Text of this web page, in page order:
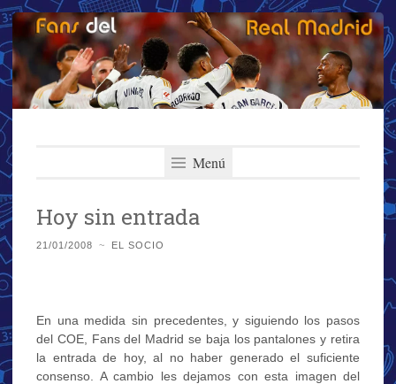
Menú
Hoy sin entrada
21/01/2008 ~ EL SOCIO
En una medida sin precedentes, y siguiendo los pasos
del COE, Fans del Madrid se baja los pantalones y retira
la entrada de hoy, al no haber generado el suficiente
consenso. A cambio les dejamos con esta imagen del